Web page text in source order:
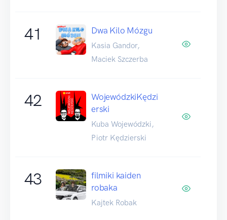
41 Dwa Kilo Mózgu
Kasia Gandor,
Maciek Szczerba
42
WojewódzkiKędzi
erski
Kuba Wojewódzki,
Piotr Kędzierski
43
filmiki kaiden
robaka
Kajtek Robak